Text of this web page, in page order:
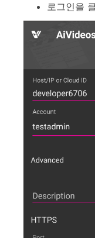
로그인을